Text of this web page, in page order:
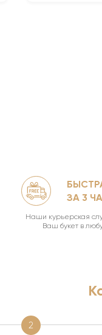
ЗА 3
Наши курьерская
Ваш букет в
2